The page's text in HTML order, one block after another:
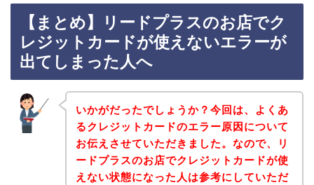
【まとめ】リードプラスのお店でク
レジットカードが使えないエラーが
出てしまった人へ
いかがだったでしょうか？今回は、よくあ
るクレジットカードのエラー原因について
お伝えさせていただきました。なので、リ
ードプラスのお店でクレジットカードが使
えない状態になった人は参考にしていただ